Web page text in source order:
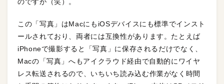
のですが（笑）。
この「写真」はMacにもiOSデバイスにも標準でインスト
ールされており、両者には互換性があります。たとえば
iPhoneで撮影すると「写真」に保存されるだけでなく、
Macの「写真」へもアイクラウド経由で自動的にワイヤ
レス転送されるので、いちいち読み込む作業がなく時間